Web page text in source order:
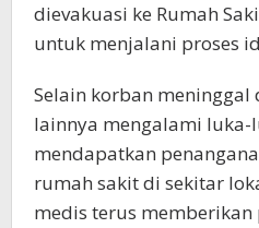
dievakuasi ke Rumah
untuk menjalani proses
Selain korban
lainnya mengalami luka-
mendapatkan
rumah sakit di sekitar
medis terus